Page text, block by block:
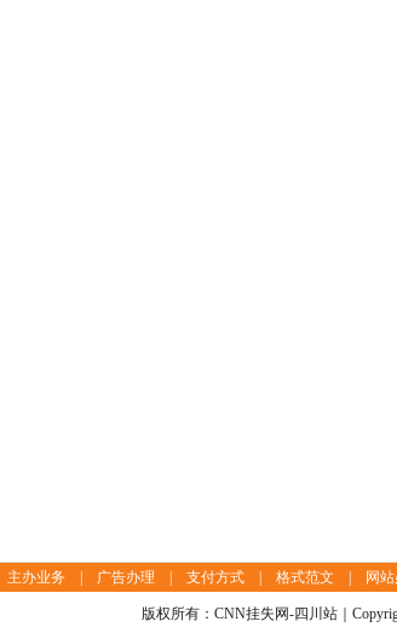
主办业务 | 广告办理 | 支付方式| 格式范文 | 网
版权所有：CNN挂失网-四川站｜